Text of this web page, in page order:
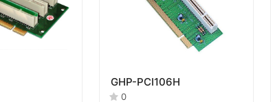
GHP-PCI106H
0